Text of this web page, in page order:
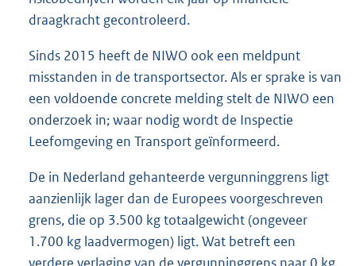
draagkracht gecontroleerd.
Sinds 2015 heeft de NIWO ook een meldpunt
misstanden in de transportsector. Als er sprake is van
een voldoende concrete melding stelt de NIWO een
onderzoek in; waar nodig wordt de Inspectie
Leefomgeving en Transport geïnformeerd.
De in Nederland gehanteerde vergunninggrens ligt
aanzienlijk lager dan de Europees voorgeschreven
grens, die op 3.500 kg totaalgewicht (ongeveer
1.700 kg laadvermogen) ligt. Wat betreft een